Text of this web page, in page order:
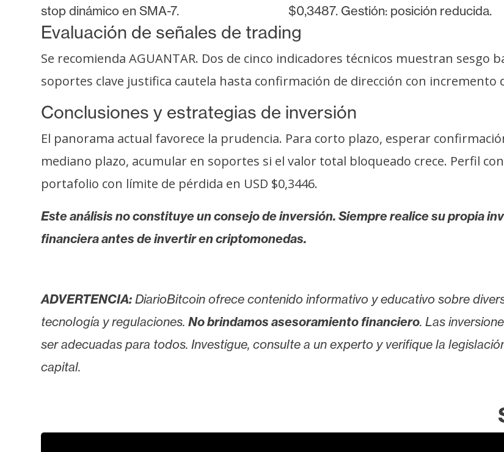
stop dinámico en SMA-7.
$0,3487. Gestión: posición reducida.
Evaluación de señales de trading
Se recomienda AGUANTAR. Dos de cinco indicadores técnicos muestran sesgo
soportes clave justifica cautela hasta confirmación de dirección con incremento
Conclusiones y estrategias de inversión
El panorama actual favorece la prudencia. Para corto plazo, esperar
mediano plazo, acumular en soportes si el valor total bloqueado crece. Perfil
portafolio con límite de pérdida en USD $0,3446.
Este análisis no constituye un consejo de inversión. Siempre realice su propia
financiera antes de invertir en criptomonedas.
ADVERTENCIA: DiarioBitcoin ofrece contenido informativo y educativo sobre
tecnología y regulaciones. No brindamos asesoramiento financiero. Las
ser adecuadas para todos. Investigue, consulte a un experto y verifique la
capital.